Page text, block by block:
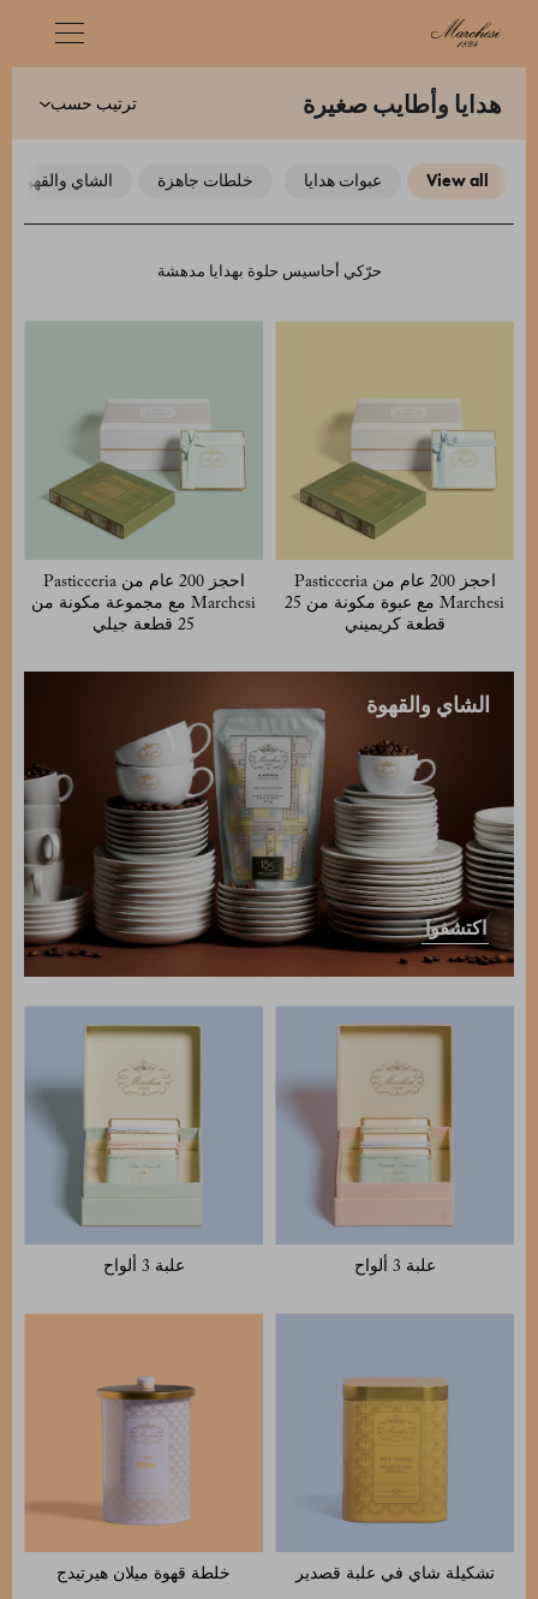
هدايا وأطايب صغيرة ترتيب حسب
view all عبوات هدايا خلطات جاهزة الشاي والقهوة
حرّكي أحاسيس حلوة بهدايا مدهشة
احجز 200 عام من Pasticceria
Marchesi مع عبوة مكونة من 25
قطعة كريميني
احجز 200 عام من Pasticceria
Marchesi مع مجموعة مكونة من
25 قطعة جيلي
الشاي والقهوة
اكتشفوا
علبة 3 ألواح علبة 3 ألواح
تشكيلة شاي في علبة قصدير خلطة قهوة ميلان هيرتيدج